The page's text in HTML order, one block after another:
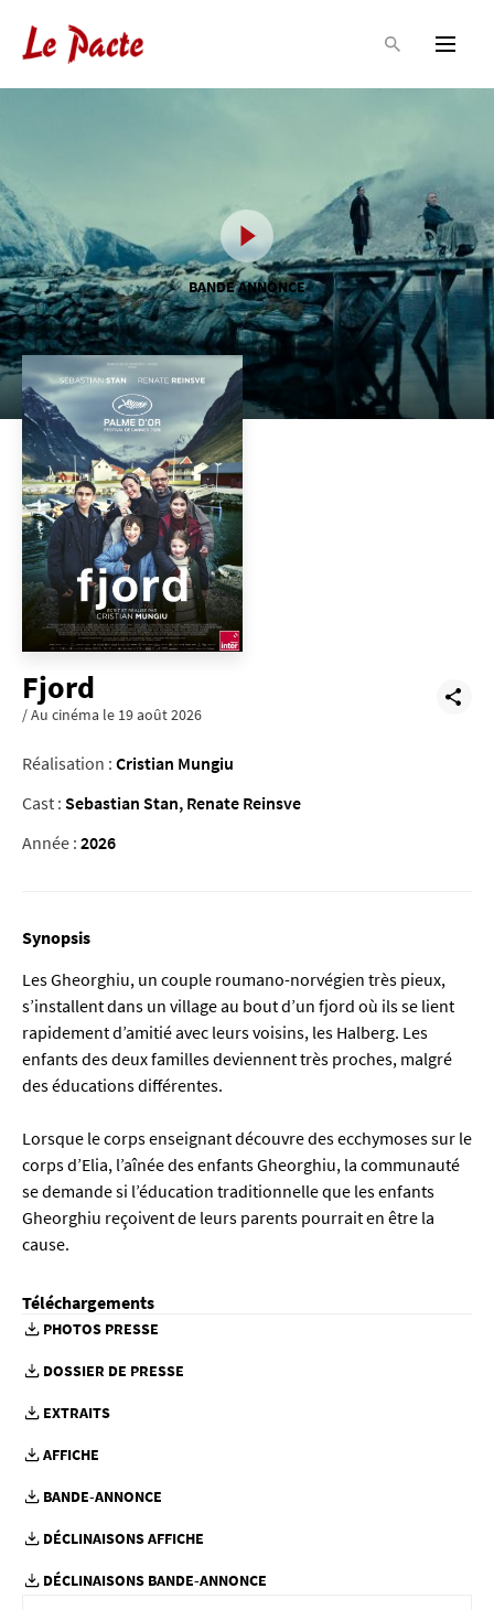
BANDE ANNONCE
Fjord
/ Au cinéma le 19 août 2026
Réalisation : Cristian Mungiu
Cast : Sebastian Stan, Renate Reinsve
Année : 2026
Synopsis
Les Gheorghiu, un couple roumano-norvégien très pieux,
s’installent dans un village au bout d’un fjord où ils se lient
rapidement d’amitié avec leurs voisins, les Halberg. Les
enfants des deux familles deviennent très proches, malgré
des éducations différentes.
Lorsque le corps enseignant découvre des ecchymoses sur le
corps d’Elia, l’aînée des enfants Gheorghiu, la communauté
se demande si l’éducation traditionnelle que les enfants
Gheorghiu reçoivent de leurs parents pourrait en être la
cause.
Téléchargements
PHOTOS PRESSE
DOSSIER DE PRESSE
EXTRAITS
AFFICHE
BANDE-ANNONCE
DÉCLINAISONS AFFICHE
DÉCLINAISONS BANDE-ANNONCE